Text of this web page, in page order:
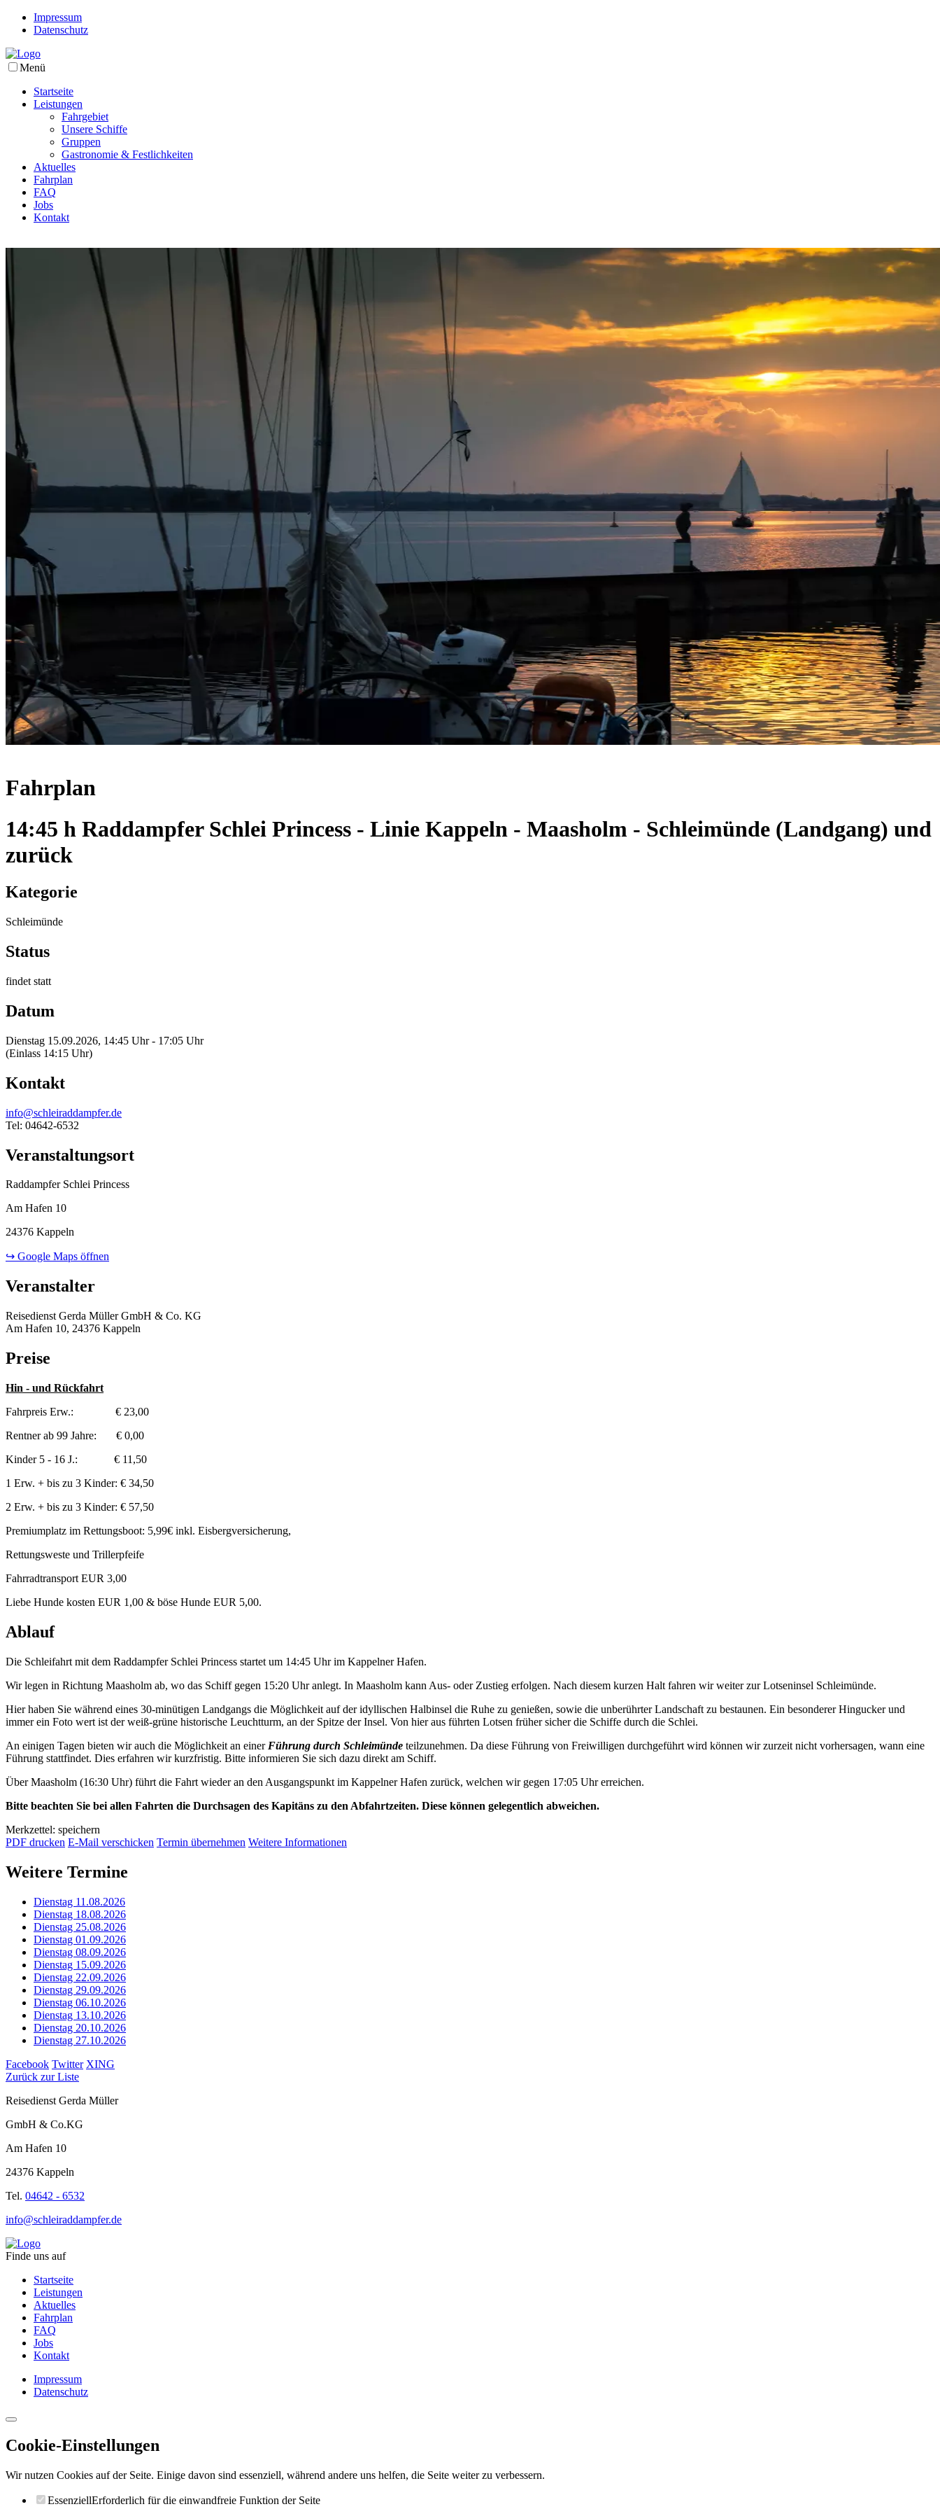
Impressum
Datenschutz
Menü
Startseite
Leistungen
Fahrgebiet
Unsere Schiffe
Gruppen
Gastronomie & Festlichkeiten
Aktuelles
Fahrplan
FAQ
Jobs
Kontakt
Fahrplan
14:45 h Raddampfer Schlei Princess - Linie Kappeln - Maasholm - Schleimünde (Landgang) und
zurück
Kategorie
Schleimünde
Status
findet statt
Datum
Dienstag 15.09.2026, 14:45 Uhr - 17:05 Uhr
(Einlass 14:15 Uhr)
Kontakt
info@schleiraddampfer.de
Tel: 04642-6532
Veranstaltungsort
Raddampfer Schlei Princess
Am Hafen 10
24376 Kappeln
↪ Google Maps öffnen
Veranstalter
Reisedienst Gerda Müller GmbH & Co. KG
Am Hafen 10, 24376 Kappeln
Preise
Hin - und Rückfahrt
Fahrpreis Erw.: € 23,00
Rentner ab 99 Jahre: € 0,00
Kinder 5 - 16 J.: € 11,50
1 Erw. + bis zu 3 Kinder: € 34,50
2 Erw. + bis zu 3 Kinder: € 57,50
Premiumplatz im Rettungsboot: 5,99€ inkl. Eisbergversicherung,
Rettungsweste und Trillerpfeife
Fahrradtransport EUR 3,00
Liebe Hunde kosten EUR 1,00 & böse Hunde EUR 5,00.
Ablauf
Die Schleifahrt mit dem Raddampfer Schlei Princess startet um 14:45 Uhr im Kappelner Hafen.
Wir legen in Richtung Maasholm ab, wo das Schiff gegen 15:20 Uhr anlegt. In Maasholm kann Aus- oder Zustieg erfolgen. Nach diesem kurzen Halt fahren wir weiter zur Lotseninsel Schleimünde.
Hier haben Sie während eines 30-minütigen Landgangs die Möglichkeit auf der idyllischen Halbinsel die Ruhe zu genießen, sowie die unberührter Landschaft zu bestaunen. Ein besonderer Hingucker und
immer ein Foto wert ist der weiß-grüne historische Leuchtturm, an der Spitze der Insel. Von hier aus führten Lotsen früher sicher die Schiffe durch die Schlei.
An einigen Tagen bieten wir auch die Möglichkeit an einer Führung durch Schleimünde teilzunehmen. Da diese Führung von Freiwilligen durchgeführt wird können wir zurzeit nicht vorhersagen, wann eine
Führung stattfindet. Dies erfahren wir kurzfristig. Bitte informieren Sie sich dazu direkt am Schiff.
Über Maasholm (16:30 Uhr) führt die Fahrt wieder an den Ausgangspunkt im Kappelner Hafen zurück, welchen wir gegen 17:05 Uhr erreichen.
Bitte beachten Sie bei allen Fahrten die Durchsagen des Kapitäns zu den Abfahrtzeiten. Diese können gelegentlich abweichen.
Merkzettel: speichern
PDF drucken E-Mail verschicken Termin übernehmen Weitere Informationen
Weitere Termine
Dienstag 11.08.2026
Dienstag 18.08.2026
Dienstag 25.08.2026
Dienstag 01.09.2026
Dienstag 08.09.2026
Dienstag 15.09.2026
Dienstag 22.09.2026
Dienstag 29.09.2026
Dienstag 06.10.2026
Dienstag 13.10.2026
Dienstag 20.10.2026
Dienstag 27.10.2026
Facebook Twitter XING
Zurück zur Liste
Reisedienst Gerda Müller
GmbH & Co.KG
Am Hafen 10
24376 Kappeln
Tel. 04642 - 6532
info@schleiraddampfer.de
Finde uns auf
Startseite
Leistungen
Aktuelles
Fahrplan
FAQ
Jobs
Kontakt
Impressum
Datenschutz
Cookie-Einstellungen
Wir nutzen Cookies auf der Seite. Einige davon sind essenziell, während andere uns helfen, die Seite weiter zu verbessern.
EssenziellErforderlich für die einwandfreie Funktion der Seite